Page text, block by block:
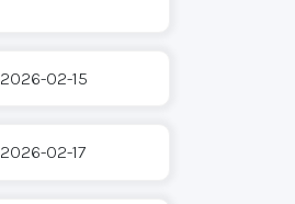
2026-02-15
2026-02-17